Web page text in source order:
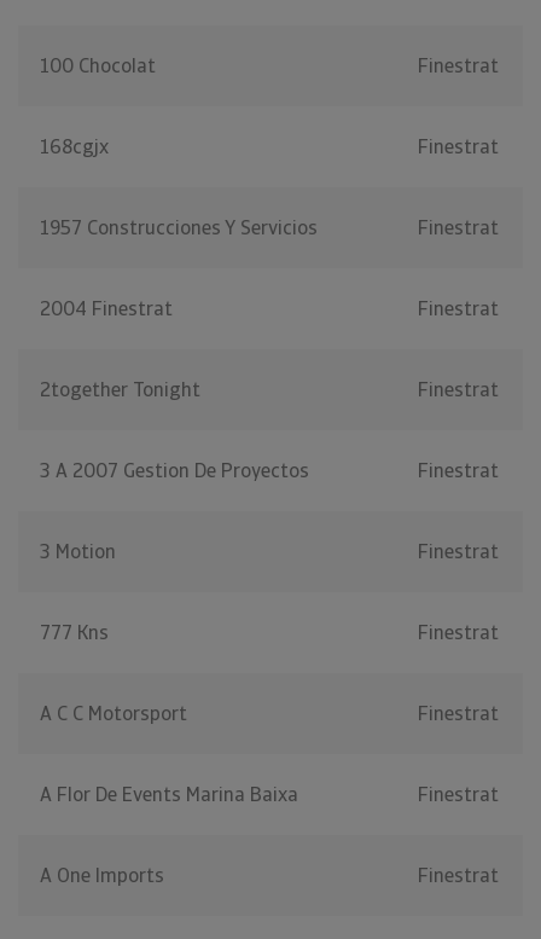
100 Chocolat Finestrat
168cgjx Finestrat
1957 Construcciones Y Servicios Finestrat
2004 Finestrat Finestrat
2together Tonight Finestrat
3 A 2007 Gestion De Proyectos Finestrat
3 Motion Finestrat
777 Kns Finestrat
A C C Motorsport Finestrat
A Flor De Events Marina Baixa Finestrat
A One Imports Finestrat